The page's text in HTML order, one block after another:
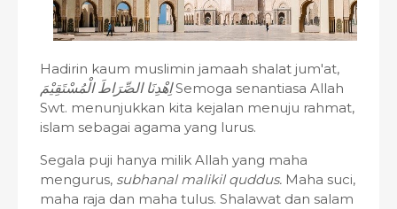
Hadirin kaum muslimin jamaah shalat jum'at,
اِهْدِنَا الصِّرَاطَ الْمُسْتَقِيْمَSemoga senantiasa Allah
Swt. menunjukkan kita kejalan menuju rahmat,
islam sebagai agama yang lurus.
Segala puji hanya milik Allah yang maha
mengurus, subhanal malikil quddus. Maha suci,
maha raja dan maha tulus. Shalawat dan salam